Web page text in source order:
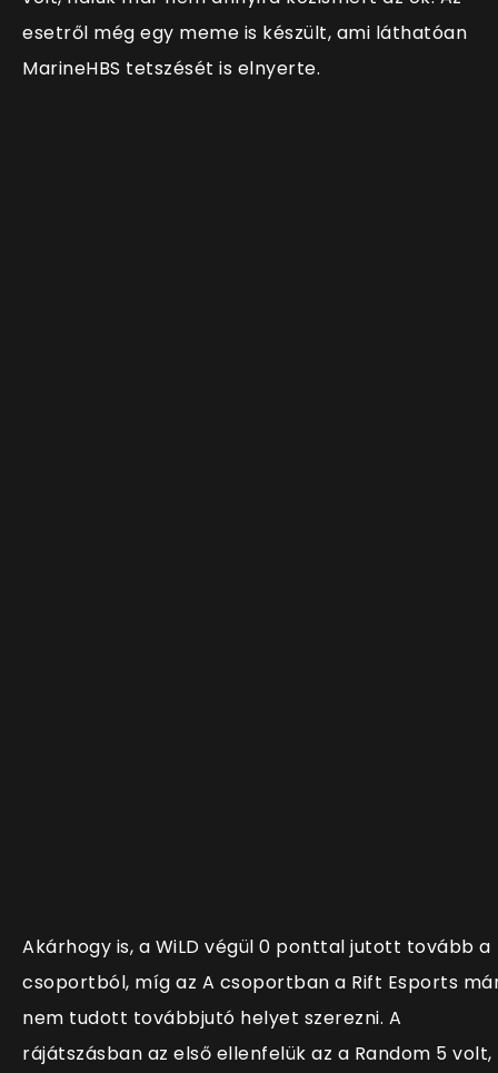
esetről még egy meme is készült, ami láthatóan
MarineHBS tetszését is elnyerte.
Akárhogy is, a WiLD végül 0 ponttal jutott tovább a
csoportból, míg az A csoportban a Rift Esports
nem tudott továbbjutó helyet szerezni. A
rájátszásban az első ellenfelük az a Random 5 volt,